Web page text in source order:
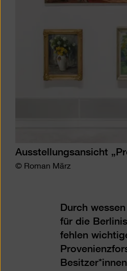
Ausstellungsansicht
© Roman März
Durch
für die
fehlen